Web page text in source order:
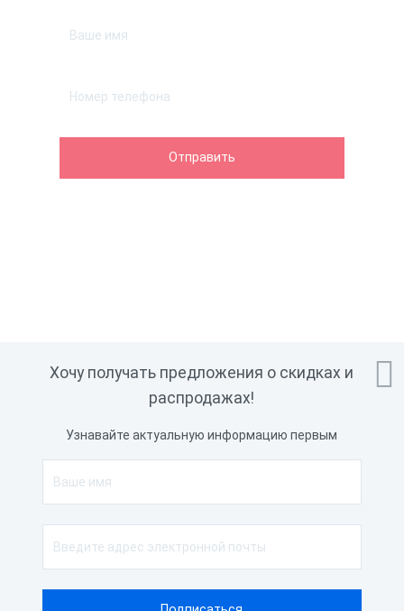

Хочу получать предложения о скидках и
распродажах!
Узнавайте актуальную информацию первым